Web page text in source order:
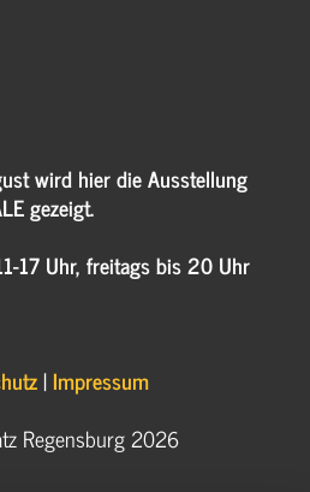
wird hier die Ausstellung
gezeigt.
17 Uhr, freitags bis 20 Uhr
|Impressum
Regensburg 2026